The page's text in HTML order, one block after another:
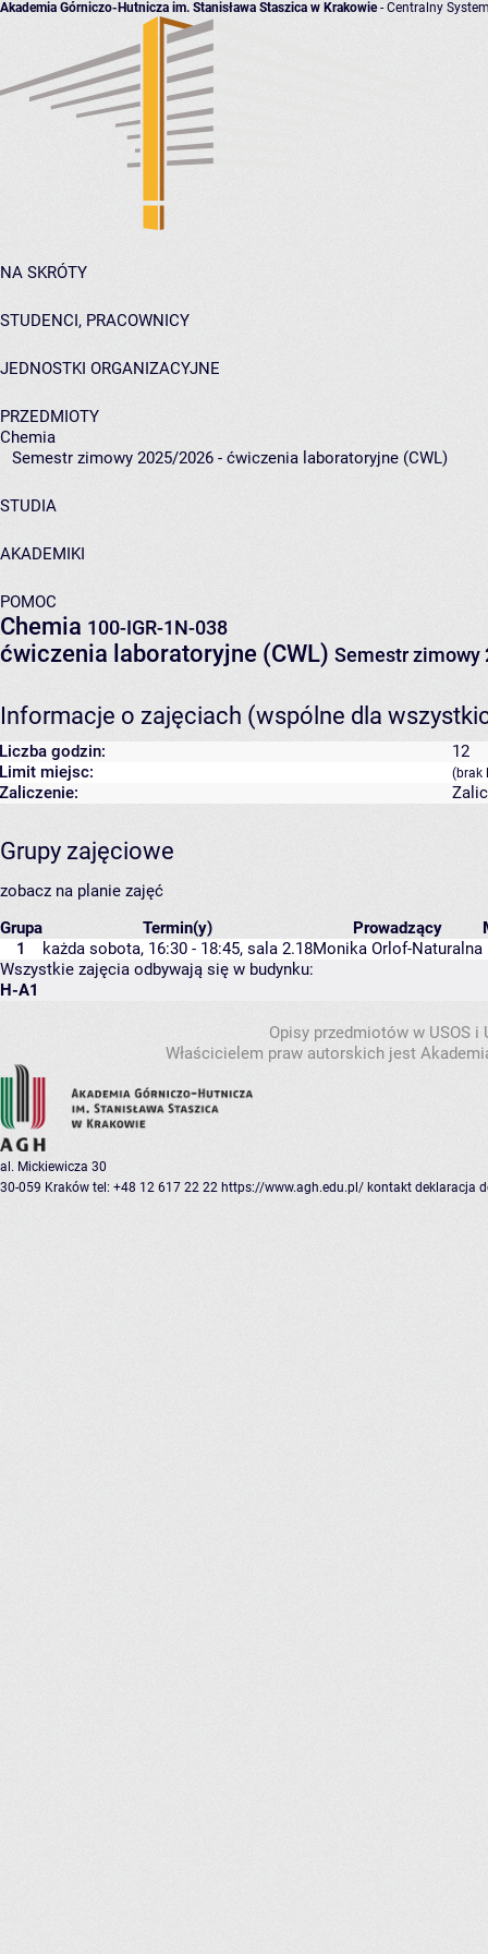
Akademia Górniczo-Hutnicza im. Stanisława Staszica w Krakowie- Centralny
NA SKRÓTY
STUDENCI, PRACOWNICY
JEDNOSTKI ORGANIZACYJNE
PRZEDMIOTY
Chemia
Semestr zimowy 2025/2026 - ćwiczenia laboratoryjne (CWL)
STUDIA
AKADEMIKI
POMOC
Chemia 100-IGR-1N-038
ćwiczenia laboratoryjne (CWL) Semestr zimowy
Informacje o zajęciach (wspólne dla
Liczba godzin:
12
Limit miejsc:
(brak
Zaliczenie:
Grupy zajęciowe
zobacz na planie zajęć
Grupa
Termin(y) Prowadzący
1
każda sobota, 16:30 - 18:45, sala 2.18Monika Orlof-Naturalna
Wszystkie zajęcia odbywają się w budynku:
H-A1
Opisy przedmiotów w USOS
Właścicielem praw autorskich jest
al. Mickiewicza 30
30-059 Kraków tel: +48 12 617 22 22 https://www.agh.edu.pl/ kontakt deklaracja